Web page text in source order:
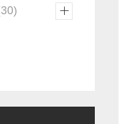
30